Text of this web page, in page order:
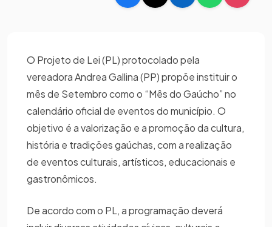
O Projeto de Lei (PL) protocolado pela
vereadora Andrea Gallina (PP) propõe instituir o
mês de Setembro como o “Mês do Gaúcho” no
calendário oficial de eventos do município. O
objetivo é a valorização e a promoção da cultura,
história e tradições gaúchas, com a realização
de eventos culturais, artísticos, educacionais e
gastronômicos.
De acordo com o PL, a programação deverá